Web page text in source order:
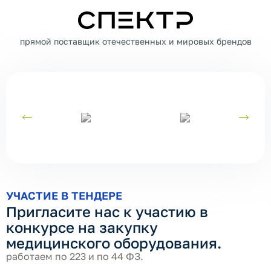
СПЕКТР
прямой поставщик отечественных и мировых брендов
УЧАСТИЕ В ТЕНДЕРЕ
Пригласите нас к участию в
конкурсе на закупку
медицинского оборудования.
работаем по 223 и по 44 ФЗ.